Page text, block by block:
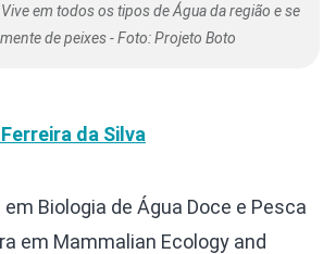
em todos os tipos de Água da região e se
de peixes - Foto: Projeto Boto
da Silva
Biologia de Água Doce e Pesca
em Mammalian Ecology and